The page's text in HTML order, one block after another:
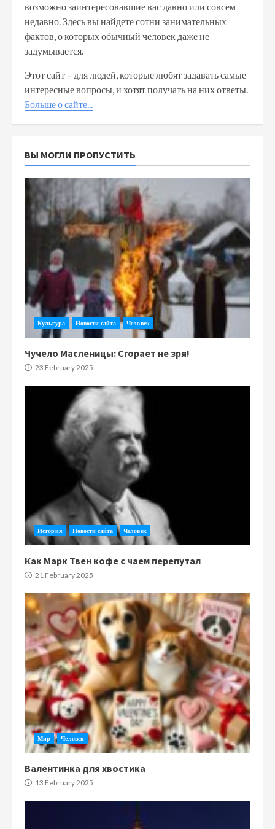
возможно заинтересовавшие вас давно или совсем
недавно. Здесь вы найдете сотни занимательных
фактов, о которых обычный человек даже не
задумывается.
Этот сайт – для людей, которые любят задавать самые
интересные вопросы, и хотят получать на них ответы.
Больше о сайте...
ВЫ МОГЛИ ПРОПУСТИТЬ
Культура Новости сайта Человек
Чучело Масленицы: Сгорает не зря!
23 February 2025
История Новости сайта Человек
Как Марк Твен кофе с чаем перепутал
21 February 2025
Мир Человек
Валентинка для хвостика
13 February 2025